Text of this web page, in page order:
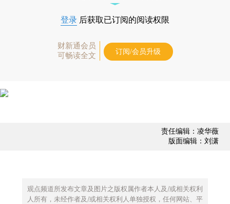
登录 后获取已订阅的阅读权限
财新通会员
可畅读全文
订阅/会员升级
责任编辑：凌华薇
版面编辑：刘潇
观点频道所发布文章及图片之版权属作者本人及/或相关权利
人所有，未经作者及/或相关权利人单独授权，任何网站、平